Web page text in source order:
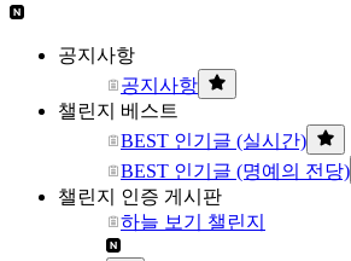
공지사항
공지사항
챌린지 베스트
BEST 인기글 (실시간)
BEST 인기글 (명예의 전당)
챌린지 인증 게시판
하늘 보기 챌린지